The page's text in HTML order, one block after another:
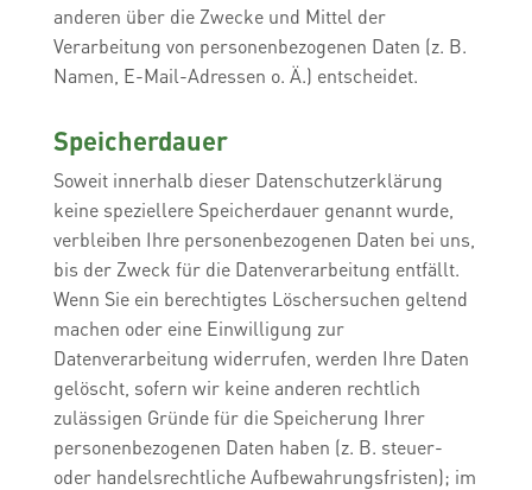
anderen über die Zwecke und Mittel der
Verarbeitung von personenbezogenen Daten (z. B.
Namen, E-Mail-Adressen o. Ä.) entscheidet.
Speicherdauer
Soweit innerhalb dieser Datenschutzerklärung
keine speziellere Speicherdauer genannt wurde,
verbleiben Ihre personenbezogenen Daten bei uns,
bis der Zweck für die Datenverarbeitung entfällt.
Wenn Sie ein berechtigtes Löschersuchen geltend
machen oder eine Einwilligung zur
Datenverarbeitung widerrufen, werden Ihre Daten
gelöscht, sofern wir keine anderen rechtlich
zulässigen Gründe für die Speicherung Ihrer
personenbezogenen Daten haben (z. B. steuer-
oder handelsrechtliche Aufbewahrungsfristen); im